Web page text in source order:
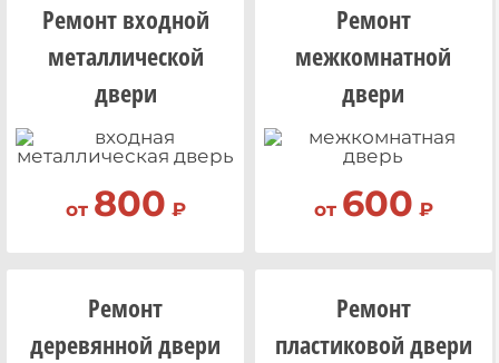
Ремонт входной
металлической
двери
от 800 ₽
Ремонт
межкомнатной
двери
от 600 ₽
Ремонт
деревянной двери
Ремонт
пластиковой двери